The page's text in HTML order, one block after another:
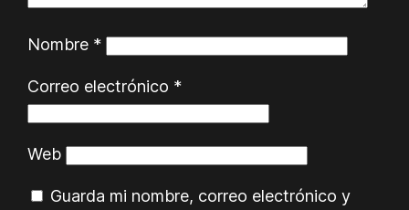
Nombre *
Correo electrónico *
Web
Guarda mi nombre, correo electrónico y